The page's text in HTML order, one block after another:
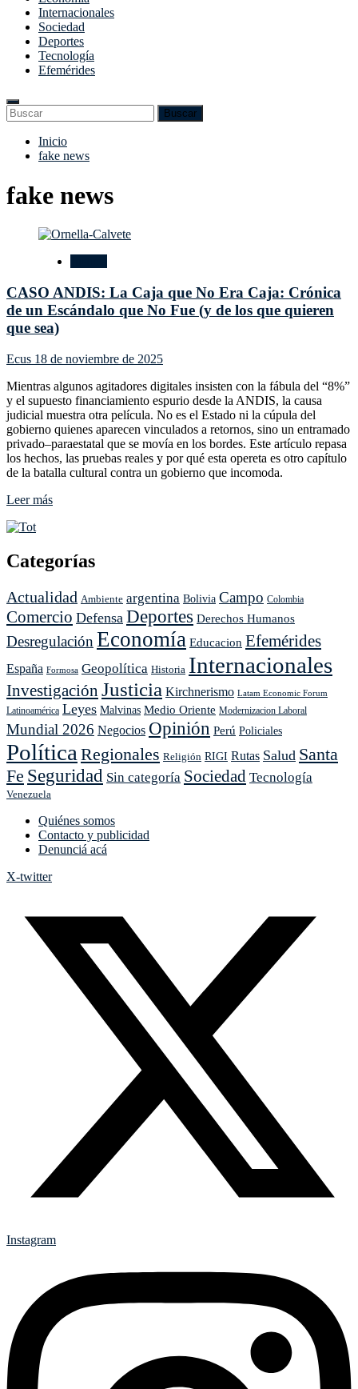
Internacionales
Sociedad
Deportes
Tecnología
Efemérides
Enter
Keyword
Search
for:
Buscar
Search
Saltar
Inicio
fake news
fake news
CASO ANDIS: La Caja que No Era Caja: Crónica
de un Escándalo que No Fue (y de los que quieren
que sea)
Ecus 18 de noviembre de 2025
Mientras algunos agitadores digitales insisten con la fábula del “8%”
y el supuesto financiamiento espurio desde la ANDIS, la causa
judicial muestra otra película. No es el Estado ni la cúpula del
gobierno quienes aparecen vinculados a retornos, sino un entramado
privado–paraestatal que se movía en los bordes. Este artículo repasa
los hechos, las pruebas reales y por qué esta opereta es otro capítulo
de la batalla cultural contra un gobierno que incomoda.
Leer másLeer
ANDIS:
La
que
No
Era
Caja:
de
un
Escándalo
que
No
Fue
(y
de
los
quieren
que
sea)
Categorías
Actualidad Ambiente argentina Bolivia Campo Colombia
Comercio Defensa Deportes Derechos Humanos
Desregulación Economía Educacion Efemérides
España Formosa Geopolítica Historia Internacionales
Investigación Justicia Kirchnerismo Latam Economic Forum
Latinoamérica Leyes Malvinas Medio Oriente Modernizacion Laboral
Mundial 2026 Negocios Opinión Perú Policiales
Política Regionales Religión RIGI Rutas Salud Santa
Fe Seguridad Sin categoría Sociedad Tecnología
Venezuela
Quiénes somos
Contacto y publicidad
Denunciá acá
X-twitter
Instagram